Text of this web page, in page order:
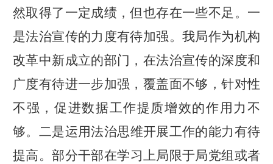
然取得了一定成绩，但也存在一些不足。 一
是法治宣传的力度有待加强。我局作为机构
改革中新成立的部门，在法治宣传的深度和
广度有待进一步加强，覆盖面不够，针对性
不强，促进数据工作提质增效的作用力不
够。 二是运用法治思维开展工作的能力有待
提高。部分干部在学习上局限于局党组或者